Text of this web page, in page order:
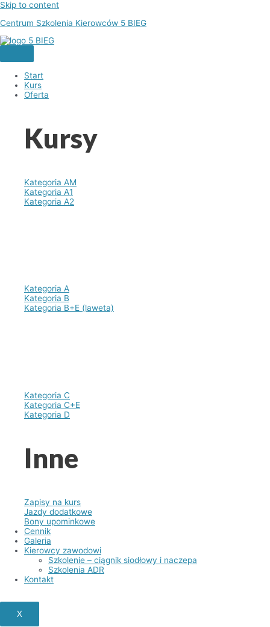
Skip to content
Centrum Szkolenia Kierowców 5 BIEG
Start
Kurs
Oferta
Kursy
Kategoria AM
Kategoria A1
Kategoria A2
Kategoria A
Kategoria B
Kategoria B+E (laweta)
Kategoria C
Kategoria C+E
Kategoria D
Inne
Zapisy na kurs
Jazdy dodatkowe
Bony upominkowe
Cennik
Galeria
Kierowcy zawodowi
Szkolenie – ciągnik siodłowy i naczepa
Szkolenia ADR
Kontakt
X